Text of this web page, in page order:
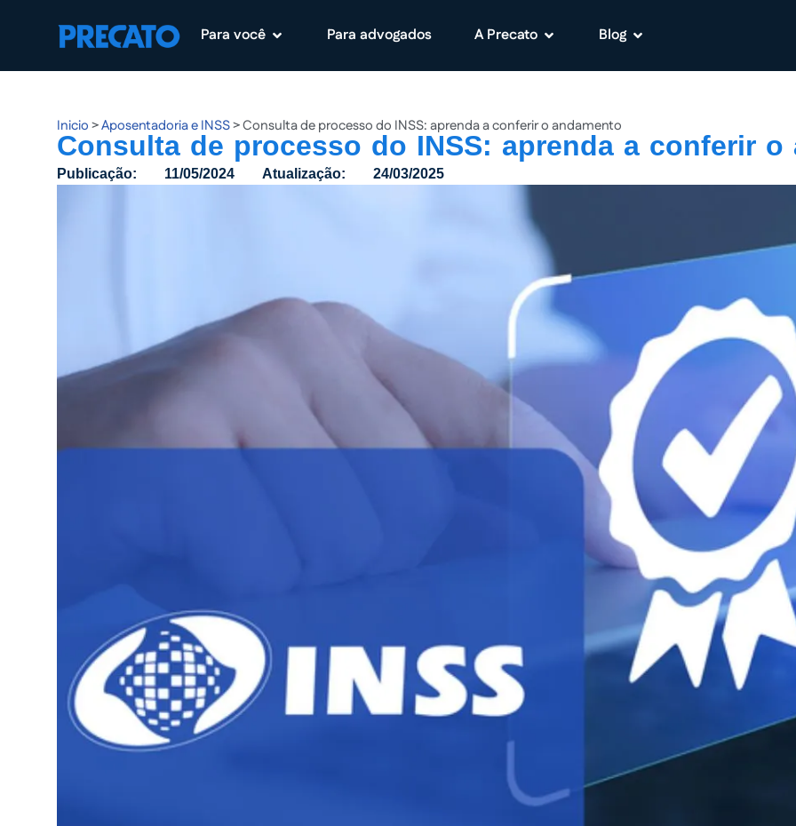
para
Para você Para advogados A Precato Blog
Inicio>Aposentadoria e INSS>Consulta de processo do INSS: aprenda a conferir o andamento
Consulta de processo do INSS: aprenda a conferir o
Publicação: 11/05/2024 Atualização: 24/03/2025